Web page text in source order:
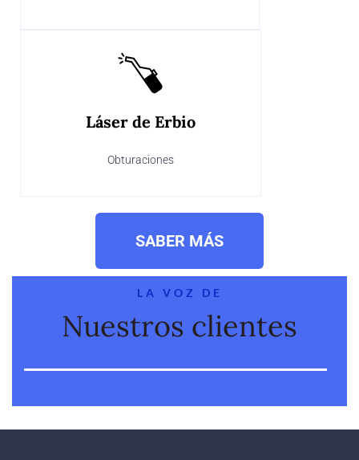
Láser de Erbio
Obturaciones
SABER MÁS
LA VOZ DE
Nuestros clientes